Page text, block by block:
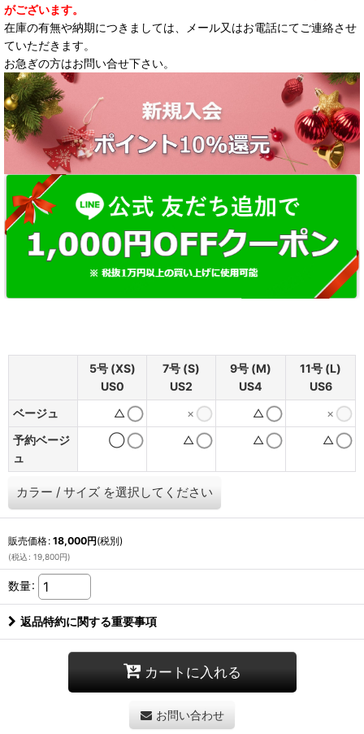
がございます。
在庫の有無や納期につきましては、メール又はお電話にてご連絡させ
ていただきます。
お急ぎの方はお問い合せ下さい。
5号 (XS)
US0
7号 (S)
US2
9号 (M)
US4
11号 (L)
US6
ベージュ
△ × △
×
予約ベージ
ュ
◯ △ △ △
カラー / サイズ を選択してください
販売価格: 18,000円(税別)
(税込 : 19,800円)
数量:
返品特約に関する重要事項
カートに入れる
お問い合わせ